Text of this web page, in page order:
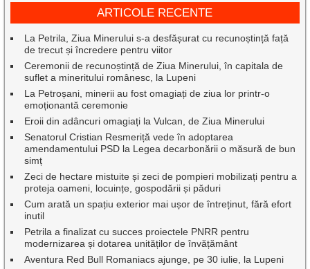
ARTICOLE RECENTE
La Petrila, Ziua Minerului s-a desfășurat cu recunoștință față
de trecut și încredere pentru viitor
Ceremonii de recunoștință de Ziua Minerului, în capitala de
suflet a mineritului românesc, la Lupeni
La Petroșani, minerii au fost omagiați de ziua lor printr-o
emoționantă ceremonie
Eroii din adâncuri omagiați la Vulcan, de Ziua Minerului
Senatorul Cristian Resmeriță vede în adoptarea
amendamentului PSD la Legea decarbonării o măsură de bun
simț
Zeci de hectare mistuite și zeci de pompieri mobilizați pentru a
proteja oameni, locuințe, gospodării și păduri
Cum arată un spațiu exterior mai ușor de întreținut, fără efort
inutil
Petrila a finalizat cu succes proiectele PNRR pentru
modernizarea și dotarea unităților de învățământ
Aventura Red Bull Romaniacs ajunge, pe 30 iulie, la Lupeni